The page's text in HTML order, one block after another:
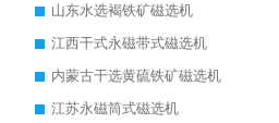
山东水选褐铁矿磁选机
江西干式永磁带式磁选机
内蒙古干选黄硫铁矿磁选机
江苏永磁筒式磁选机